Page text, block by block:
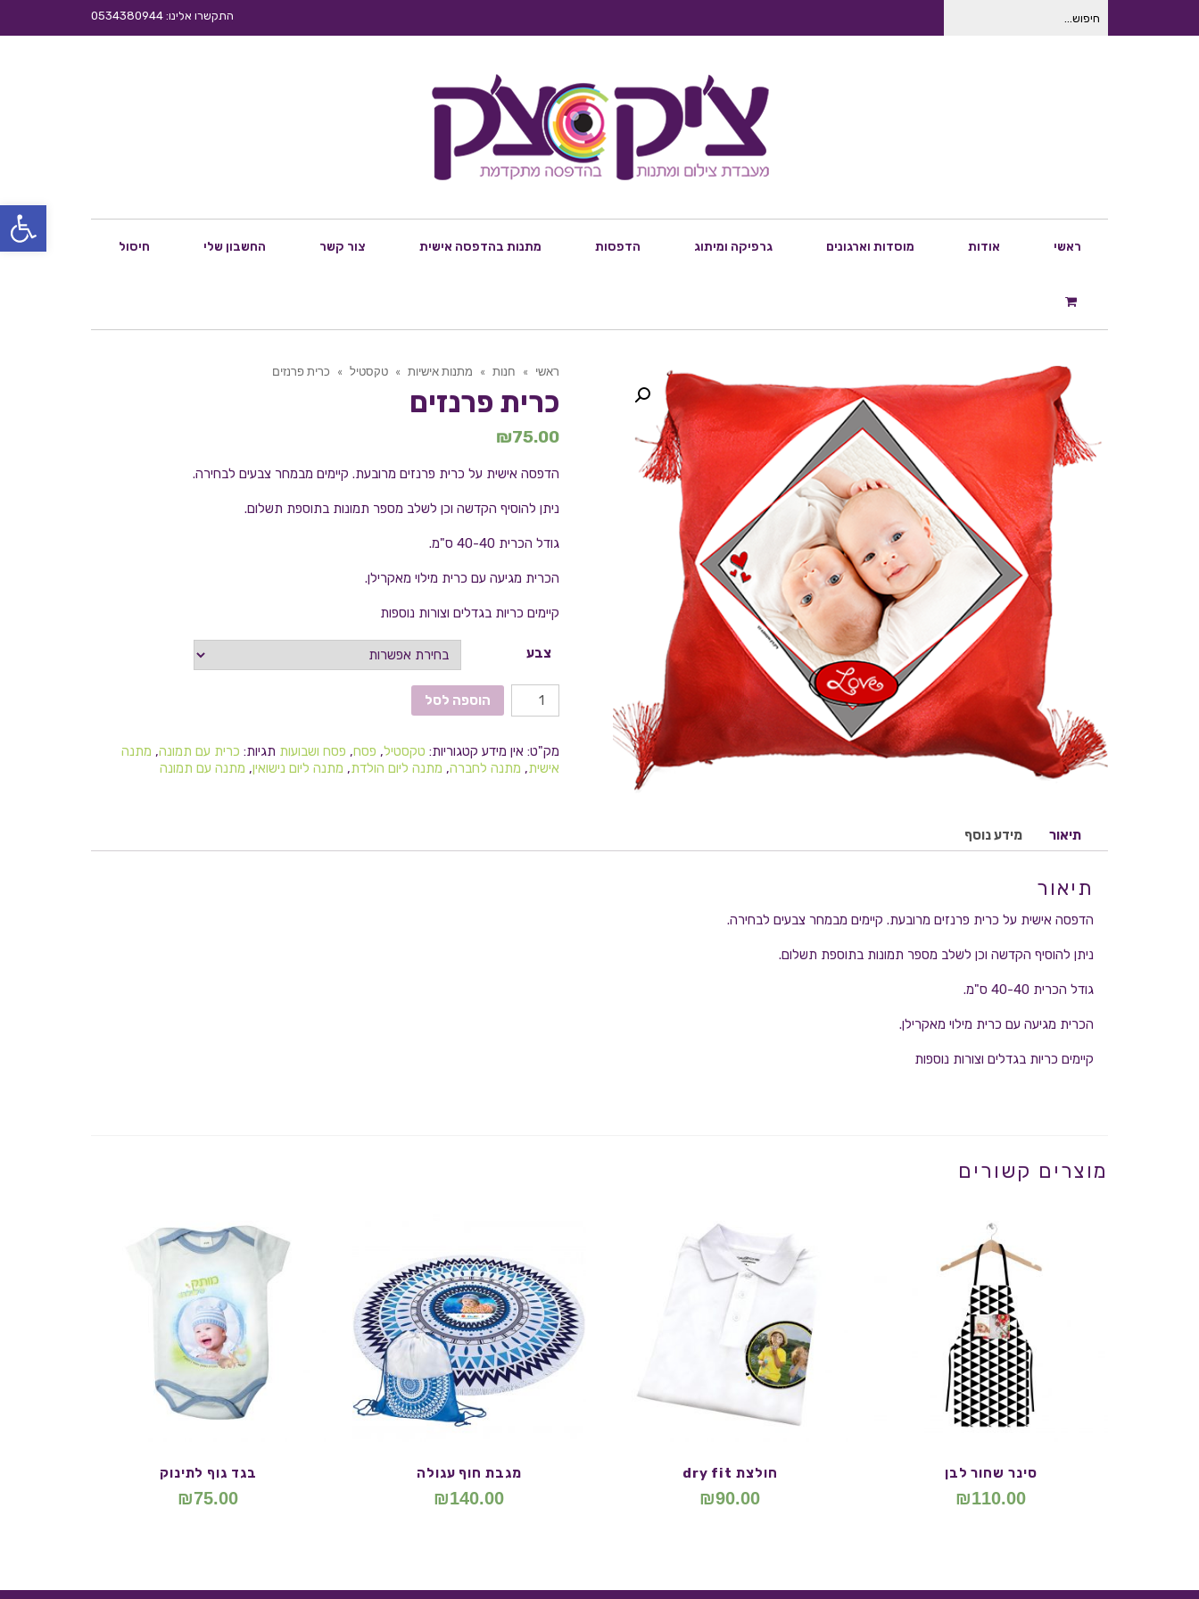
פתח
חיפוש התקשרו אלינו: 0534380944
ראשי אודות מוסדות וארגונים גרפיקה ומיתוג הדפסות מתנות בהדפסה אישית צור קשר החשבון שלי חיסול
ראשי » חנות » מתנות אישיות » טקסטיל » כרית פרנזים
כרית פרנזים
₪75.00
הדפסה אישית על כרית פרנזים מרובעת. קיימים מבמחר צבעים לבחירה.
ניתן להוסיף הקדשה וכן לשלב מספר תמונות בתוספת תשלום.
גודל הכרית 40-40 ס"מ.
הכרית מגיעה עם כרית מילוי מאקרילן.
קיימים כריות בגדלים וצורות נוספות
צבע
הוספה לסל
מק"ט: אין מידע קטגוריות: טקסטיל, פסח, פסח ושבועות תגיות: כרית עם תמונה, מתנה
אישית, מתנה לחברה, מתנה ליום הולדת, מתנה ליום נישואין, מתנה עם תמונה
תיאור מידע נוסף
תיאור
הדפסה אישית על כרית פרנזים מרובעת. קיימים מבמחר צבעים לבחירה.
ניתן להוסיף הקדשה וכן לשלב מספר תמונות בתוספת תשלום.
גודל הכרית 40-40 ס"מ.
הכרית מגיעה עם כרית מילוי מאקרילן.
קיימים כריות בגדלים וצורות נוספות
מוצרים קשורים
סינר שחור לבן
₪110.00
חולצת dry fit
₪90.00
מגבת חוף עגולה
₪140.00
בגד גוף לתינוק
₪75.00